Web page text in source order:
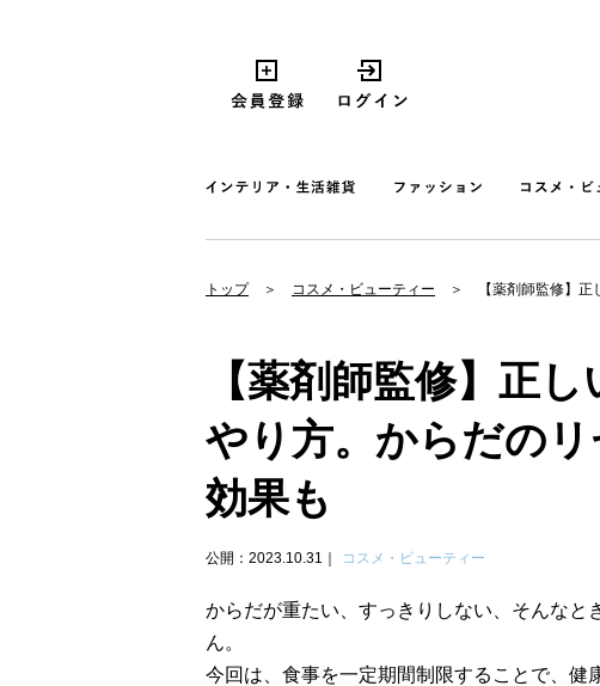
トップ コスメ・ビューティー 【薬剤師監修】
【薬剤師監修】正
やり方。からだの
効果も
公開：2023.10.31 コスメ・ビューティー
からだが重たい、すっきりしない、そんなと
ん。
今回は、食事を一定期間制限することで、健